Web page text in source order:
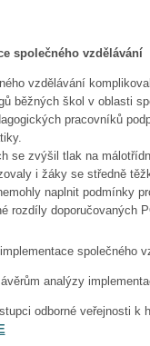
společného vzdělávání
vzdělávání
běžných škol v oblasti
pracovníků
se zvýšil tlak na
i žáky se středně
naplnit podmínky
rozdíly doporučovaných
společného
analýzy
odborné veřejnosti k